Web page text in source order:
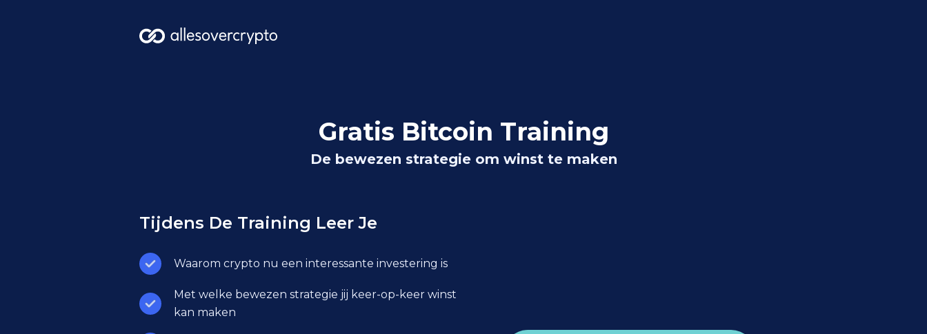
Gratis Bitcoin Training
De bewezen strategie om winst te maken
Tijdens De Training Leer Je
Waarom crypto nu een interessante investering is
Met welke bewezen strategie jij keer-op-keer winst
kan maken